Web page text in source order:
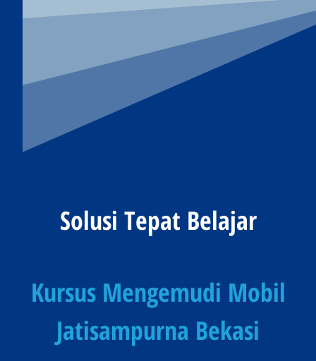
Solusi Tepat Belajar
Kursus Mengemudi Mobil
Jatisampurna Bekasi